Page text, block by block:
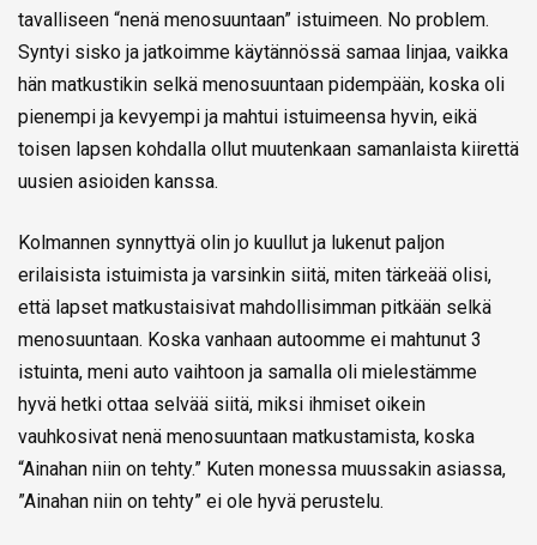
tavalliseen “nenä menosuuntaan” istuimeen. No problem.
Syntyi sisko ja jatkoimme käytännössä samaa linjaa, vaikka
hän matkustikin selkä menosuuntaan pidempään, koska oli
pienempi ja kevyempi ja mahtui istuimeensa hyvin, eikä
toisen lapsen kohdalla ollut muutenkaan samanlaista kiirettä
uusien asioiden kanssa.
Kolmannen synnyttyä olin jo kuullut ja lukenut paljon
erilaisista istuimista ja varsinkin siitä, miten tärkeää olisi,
että lapset matkustaisivat mahdollisimman pitkään selkä
menosuuntaan. Koska vanhaan autoomme ei mahtunut 3
istuinta, meni auto vaihtoon ja samalla oli mielestämme
hyvä hetki ottaa selvää siitä, miksi ihmiset oikein
vauhkosivat nenä menosuuntaan matkustamista, koska
“Ainahan niin on tehty.” Kuten monessa muussakin asiassa,
”Ainahan niin on tehty” ei ole hyvä perustelu.